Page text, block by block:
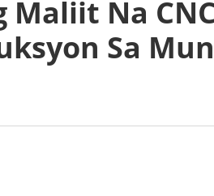
Maliit Na
Sa